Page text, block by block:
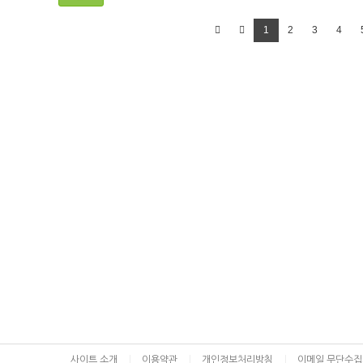
1 2 3 4
사이트 소개 이용약관 개인정보처리방침 이메일 무단수